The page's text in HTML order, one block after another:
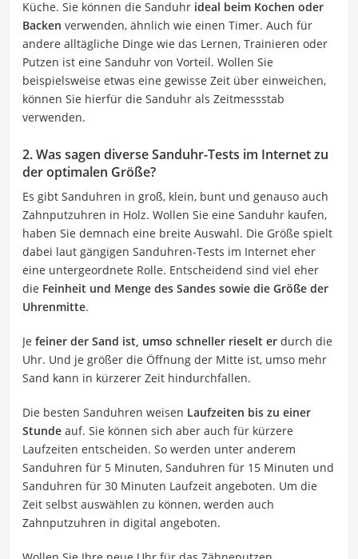
Küche. Sie können die Sanduhr ideal beim Kochen oder
Backen verwenden, ähnlich wie einen Timer. Auch für
andere alltägliche Dinge wie das Lernen, Trainieren oder
Putzen ist eine Sanduhr von Vorteil. Wollen Sie
beispielsweise etwas eine gewisse Zeit über einweichen,
können Sie hierfür die Sanduhr als Zeitmessstab
verwenden.
2. Was sagen diverse Sanduhr-Tests im Internet zu
der optimalen Größe?
Es gibt Sanduhren in groß, klein, bunt und genauso auch
Zahnputzuhren in Holz. Wollen Sie eine Sanduhr kaufen,
haben Sie demnach eine breite Auswahl. Die Größe spielt
dabei laut gängigen Sanduhren-Tests im Internet eher
eine untergeordnete Rolle. Entscheidend sind viel eher
die Feinheit und Menge des Sandes sowie die Größe der
Uhrenmitte.
Je feiner der Sand ist, umso schneller rieselt er durch die
Uhr. Und je größer die Öffnung der Mitte ist, umso mehr
Sand kann in kürzerer Zeit hindurchfallen.
Die besten Sanduhren weisen Laufzeiten bis zu einer
Stunde auf. Sie können sich aber auch für kürzere
Laufzeiten entscheiden. So werden unter anderem
Sanduhren für 5 Minuten, Sanduhren für 15 Minuten und
Sanduhren für 30 Minuten Laufzeit angeboten. Um die
Zeit selbst auswählen zu können, werden auch
Zahnputzuhren in digital angeboten.